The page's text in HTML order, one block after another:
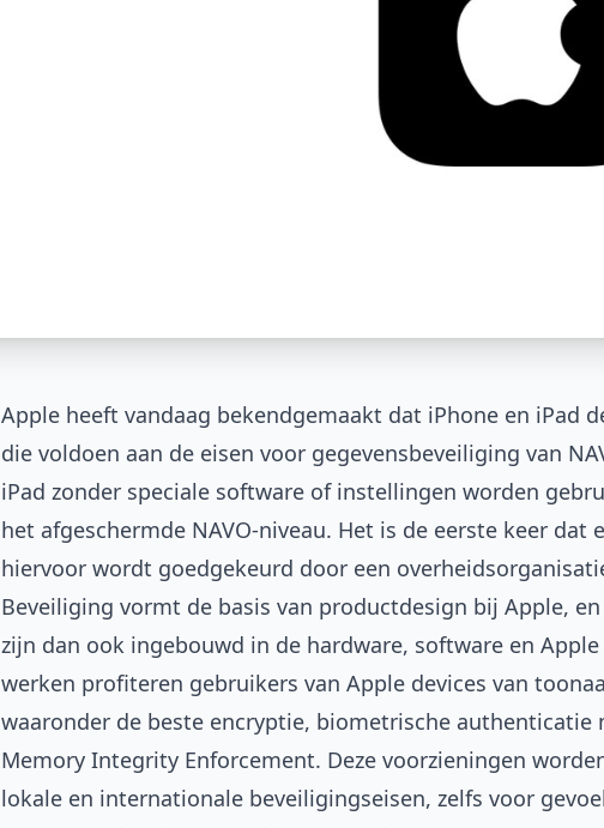
Apple heeft vandaag bekendgemaakt dat iPhone en iPad
die voldoen aan de eisen voor gegevensbeveiliging van
iPad zonder speciale software of instellingen worden
het afgeschermde NAVO-niveau. Het is de eerste keer
hiervoor wordt goedgekeurd door een
Beveiliging vormt de basis van productdesign bij Apple,
zijn dan ook ingebouwd in de hardware, software en
werken profiteren gebruikers van Apple devices van
waaronder de beste encryptie, biometrische authenticatie
Memory Integrity Enforcement. Deze voorzieningen
lokale en internationale beveiligingseisen, zelfs voor